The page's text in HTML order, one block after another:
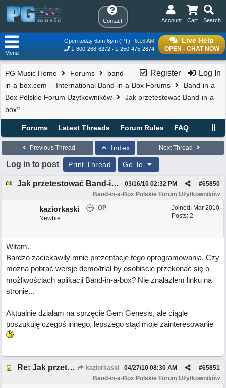
Contact Search
Cart
Account
Live Help
OPEN - CHAT NOW
Open today 6am-6pm (PT)
6:16 AM
1-800-268-6272
1-250-475-2874
Menu
Register Log In
PG Music Home Forums
band-
in-a-box.com -- International Band-in-a-Box Forums
Band-in-a-
Box Polskie Forum Użytkowników
Jak przetestować Band-in-a-
box?
Forums Latest Threads Forum Rules FAQ
Previous Thread Index Next Thread
Log in to post Print Thread Go To
Jak przetestować Band-in-a-box? #65850
03/16/10 02:32 PM
Band-in-a-Box Polskie Forum Użytkowników
Joined: Mar 2010
Posts: 2
kaziorkaski
OP
Newbie
Witam.
Bardzo zaciekawiły mnie prezentacje tego oprogramowania. Czy
można pobrać wersje demo/trial by osobiście przekonać się o
możliwościach aplikacji Band-in-a-box? Nie znalazłem linku na
stronie...
Aktualnie działam na sprzęcie Gem Genesis, ale ciągle
poszukuję czegoś innego, lepszego stąd moje zainteresowanie
Re: Jak przetestować Band-in-a-box? kaziorkaski #65851
04/27/10 08:30 AM
Band-in-a-Box Polskie Forum Użytkowników